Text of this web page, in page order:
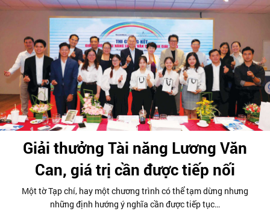
Giải thưởng Tài năng Lương Văn
Can, giá trị cần được tiếp nối
Một tờ Tạp chí, hay một chương trình có thể tạm dừng nhưng
những định hướng ý nghĩa cần được tiếp tục…